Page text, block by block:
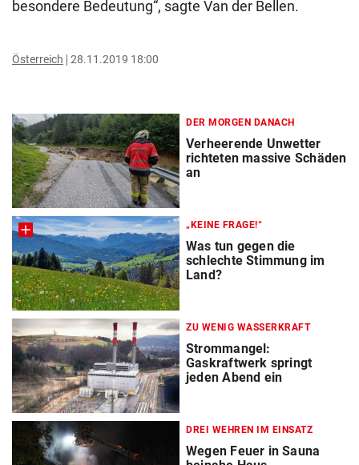
besondere Bedeutung“, sagte Van der Bellen.
Österreich 28.11.2019 18:00
DER MORGEN DANACH
Verheerende Unwetter
richteten massive Schäden
an
„KEINE FRAGE!“
Was tun gegen die
schlechte Stimmung im
Land?
ZU WENIG WASSERKRAFT
Strommangel:
Gaskraftwerk springt
jeden Abend ein
DREI WEHREN IM EINSATZ
Wegen Feuer in Sauna